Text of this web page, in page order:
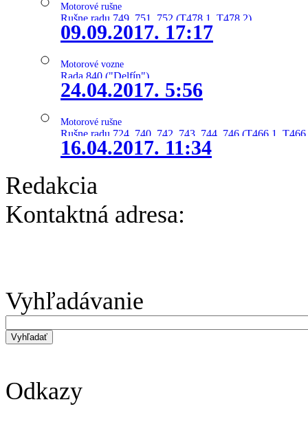
Motorové rušne
Rušne radu 749, 751, 752 (T478.1, T478.2)
09.09.2017. 17:17
Motorové vozne
Rada 840 ("Delfín")
24.04.2017. 5:56
Motorové rušne
Rušne radu 724, 740, 742, 743, 744, 746 (T466.1,
16.04.2017. 11:34
Redakcia
Kontaktná adresa:
Vyhľadávanie
Odkazy